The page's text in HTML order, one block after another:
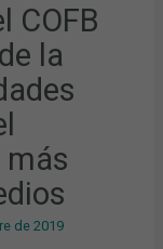
COFB
la
de 2019